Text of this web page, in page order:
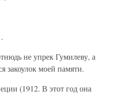
не упрек Гумилеву, а
моей памяти.
(1912. В этот год она